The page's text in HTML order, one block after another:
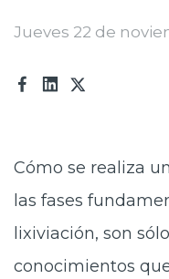
Trabaja en
Transparencia
Acceso
Jueves 22 de
Cómo se realiza
las fases
lixiviación, son
conocimientos